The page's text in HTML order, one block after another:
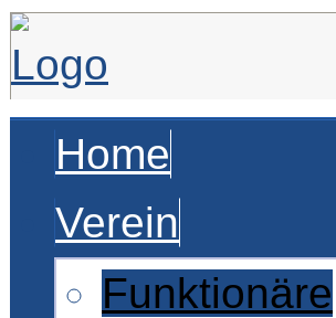
Home
Verein
Funktionäre